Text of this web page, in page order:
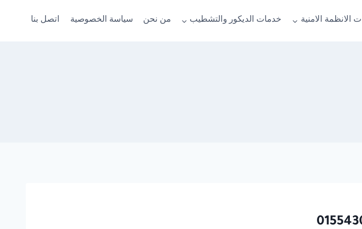
الانظمة الامنية خدمات الديكور والتشطيب من نحن سياسة الخصوصية اتصل بنا